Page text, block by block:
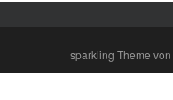
sparkling Theme von